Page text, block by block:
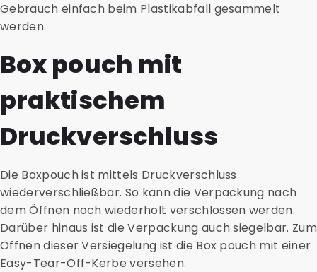
Gebrauch einfach beim Plastikabfall gesammelt
werden.
Box pouch mit
praktischem
Druckverschluss
Die Boxpouch ist mittels Druckverschluss
wiederverschließbar. So kann die Verpackung nach
dem Öffnen noch wiederholt verschlossen werden.
Darüber hinaus ist die Verpackung auch siegelbar. Zum
Öffnen dieser Versiegelung ist die Box pouch mit einer
Easy-Tear-Off-Kerbe versehen.